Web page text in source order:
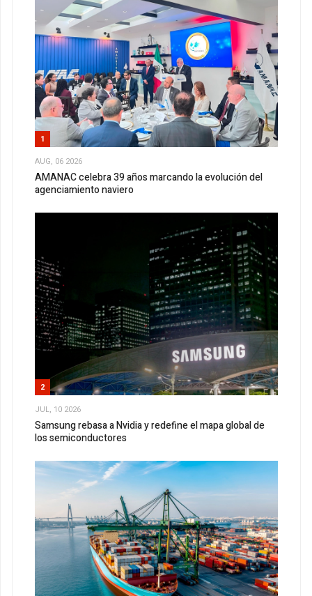
1
AUG, 06 2026
AMANAC celebra 39 años marcando la evolución del
agenciamiento naviero
2
JUL, 10 2026
Samsung rebasa a Nvidia y redefine el mapa global de
los semiconductores